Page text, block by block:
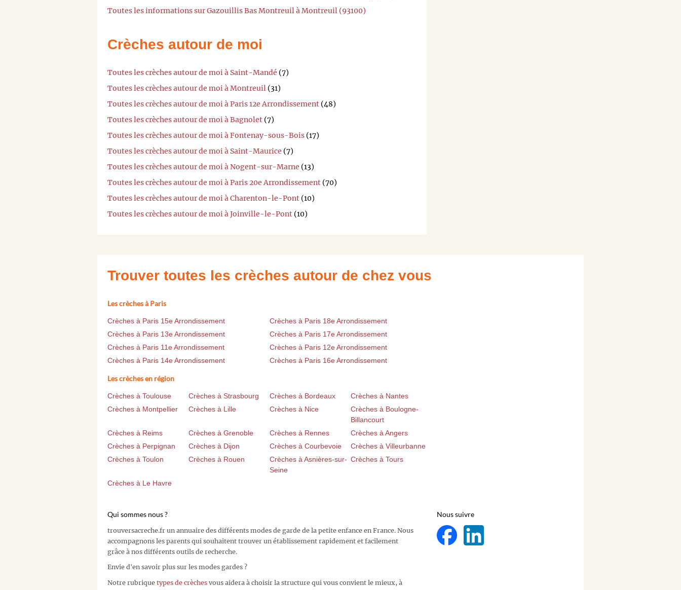
Toutes les informations sur Gazouillis Bas Montreuil à Montreuil (93100)
Crèches autour de moi
Toutes les crèches autour de moi à Saint-Mandé (7)
Toutes les crèches autour de moi à Montreuil (31)
Toutes les crèches autour de moi à Paris 12e Arrondissement (48)
Toutes les crèches autour de moi à Bagnolet (7)
Toutes les crèches autour de moi à Fontenay-sous-Bois (17)
Toutes les crèches autour de moi à Saint-Maurice (7)
Toutes les crèches autour de moi à Nogent-sur-Marne (13)
Toutes les crèches autour de moi à Paris 20e Arrondissement (70)
Toutes les crèches autour de moi à Charenton-le-Pont (10)
Toutes les crèches autour de moi à Joinville-le-Pont (10)
Trouver toutes les crèches autour de chez vous
Les crèches à Paris
Crèches à Paris 15e Arrondissement
Crèches à Paris 18e Arrondissement
Crèches à Paris 13e Arrondissement
Crèches à Paris 17e Arrondissement
Crèches à Paris 11e Arrondissement
Crèches à Paris 12e Arrondissement
Crèches à Paris 14e Arrondissement
Crèches à Paris 16e Arrondissement
Les crèches en région
Crèches à Toulouse Crèches à Strasbourg Crèches à Bordeaux
Crèches à Nantes
Crèches à Montpellier
Crèches à Lille Crèches à Nice
Crèches à Boulogne-
Billancourt
Crèches à Reims
Crèches à Grenoble Crèches à Rennes
Crèches à Angers
Crèches à Perpignan
Crèches à Dijon Crèches à Courbevoie
Crèches à Villeurbanne
Crèches à Toulon
Crèches à Rouen
Crèches à Asnières-sur-
Seine
Crèches à Tours
Crèches à Le Havre
Qui sommes nous ?
trouversacreche.fr un annuaire des différents modes de garde de la petite enfance en France. Nous
accompagnons les parents qui souhaitent trouver un établissement rapidement et facilement
grâce à nos différents outils de recherche.
Envie d'en savoir plus sur les modes gardes ?
Notre rubrique types de crèches vous aidera à choisir la structure qui vous convient le mieux, à
Nous suivre